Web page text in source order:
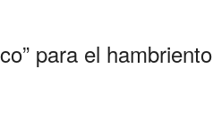
para el hambriento